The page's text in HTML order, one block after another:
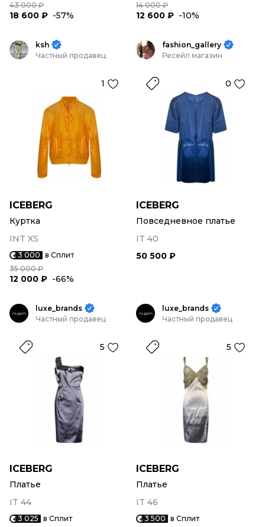
43 000 ₽
18 600 ₽ -57%
14 000 ₽
12 600 ₽ -10%
ksh
Частный продавец
1
ICEBERG
Куртка
INT XS
3 000 в Сплит
35 000 ₽
12 000 ₽ -66%
fashion_gallery
Ресейл магазин
0
ICEBERG
Повседневное платье
IT 40
50 500 ₽
luxe_brands
Частный продавец
5
ICEBERG
Платье
IT 44
3 025 в Сплит
luxe_brands
Частный продавец
5
ICEBERG
Платье
IT 46
3 500 в Сплит